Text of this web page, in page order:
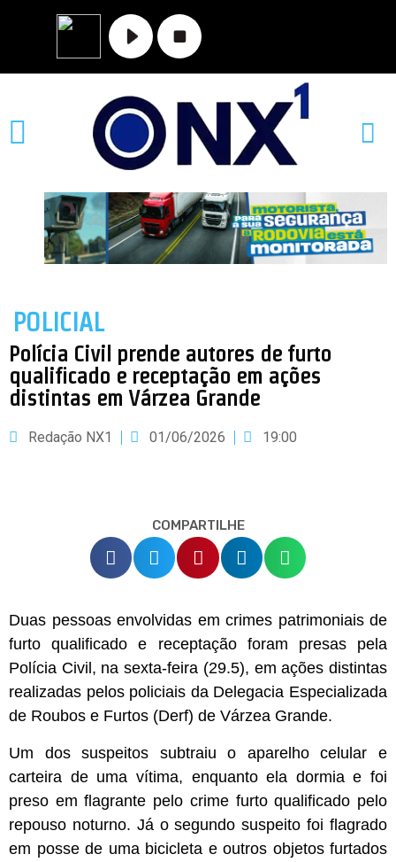
POLICIAL
Polícia Civil prende autores de furto
qualificado e receptação em ações
distintas em Várzea Grande
Redação NX1 01/06/2026 19:00
COMPARTILHE
Duas pessoas envolvidas em crimes patrimoniais de
furto qualificado e receptação foram presas pela
Polícia Civil, na sexta-feira (29.5), em ações distintas
realizadas pelos policiais da Delegacia Especializada
de Roubos e Furtos (Derf) de Várzea Grande.
Um dos suspeitos subtraiu o aparelho celular e
carteira de uma vítima, enquanto ela dormia e foi
preso em flagrante pelo crime furto qualificado pelo
repouso noturno. Já o segundo suspeito foi flagrado
em posse de uma bicicleta e outros objetos furtados